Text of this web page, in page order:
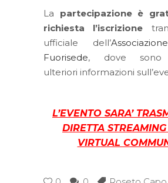
La partecipazione è
richiesta l’iscrizione
ufficiale dell’
Fuorisede, dove sono
ulteriori informazioni
L’EVENTO SARA’
DIRETTA
VIRTUAL